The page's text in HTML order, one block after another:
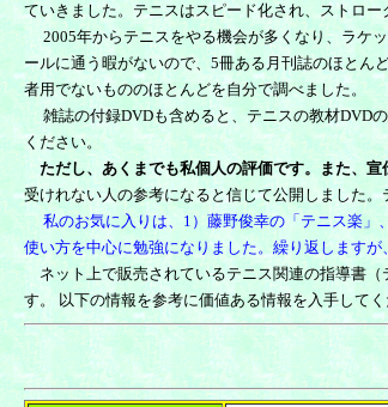
ていきました。テニスはスピード化され、ストロー
2005年からテニスをやる機会が多くなり、ラケッ
ールに通う暇がないので、5冊ある月刊誌のほとん
者用でないもののほとんどを自分で調べました。
雑誌の付録DVDも含めると、テニスの教材DVD
ください。
ただし、あくまでも私個人の評価です。また、
受けれない人の参考になると信じて公開しました
私のお気に入りは、1）藤野俊幸の「テニス楽」
使い方を中心に勉強になりました。繰り返します
ネット上で販売されているテニス関連の指導書
す。 以下の情報を参考に価値ある情報を入手してく